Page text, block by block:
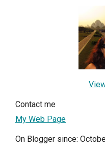
Contact me
My Web Page
On Blogger since: